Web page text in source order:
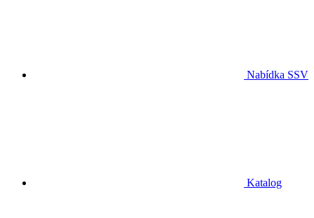
Nabídka SSV
Katalog